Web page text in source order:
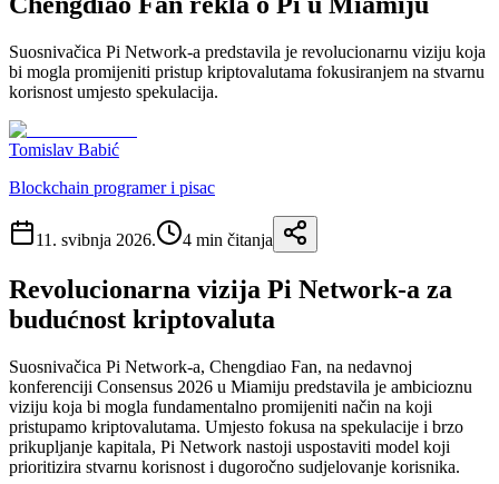
Suosnivačica Pi Network-a predstavila je revolucionarnu viziju koja
bi mogla promijeniti pristup kriptovalutama fokusiranjem na stvarnu
korisnost umjesto spekulacija.
Tomislav Babić
Blockchain programer i pisac
11. svibnja 2026. 4 min čitanja
Revolucionarna vizija Pi Network-a za
budućnost kriptovaluta
Suosnivačica Pi Network-a, Chengdiao Fan, na nedavnoj
konferenciji Consensus 2026 u Miamiju predstavila je ambicioznu
viziju koja bi mogla fundamentalno promijeniti način na koji
pristupamo kriptovalutama. Umjesto fokusa na spekulacije i brzo
prikupljanje kapitala, Pi Network nastoji uspostaviti model koji
prioritizira stvarnu korisnost i dugoročno sudjelovanje korisnika.